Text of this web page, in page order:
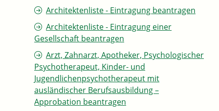
Architektenliste - Eintragung beantragen
Architektenliste - Eintragung einer
Gesellschaft beantragen
Arzt, Zahnarzt, Apotheker, Psychologischer
Psychotherapeut, Kinder- und
Jugendlichenpsychotherapeut mit
ausländischer Berufsausbildung –
Approbation beantragen